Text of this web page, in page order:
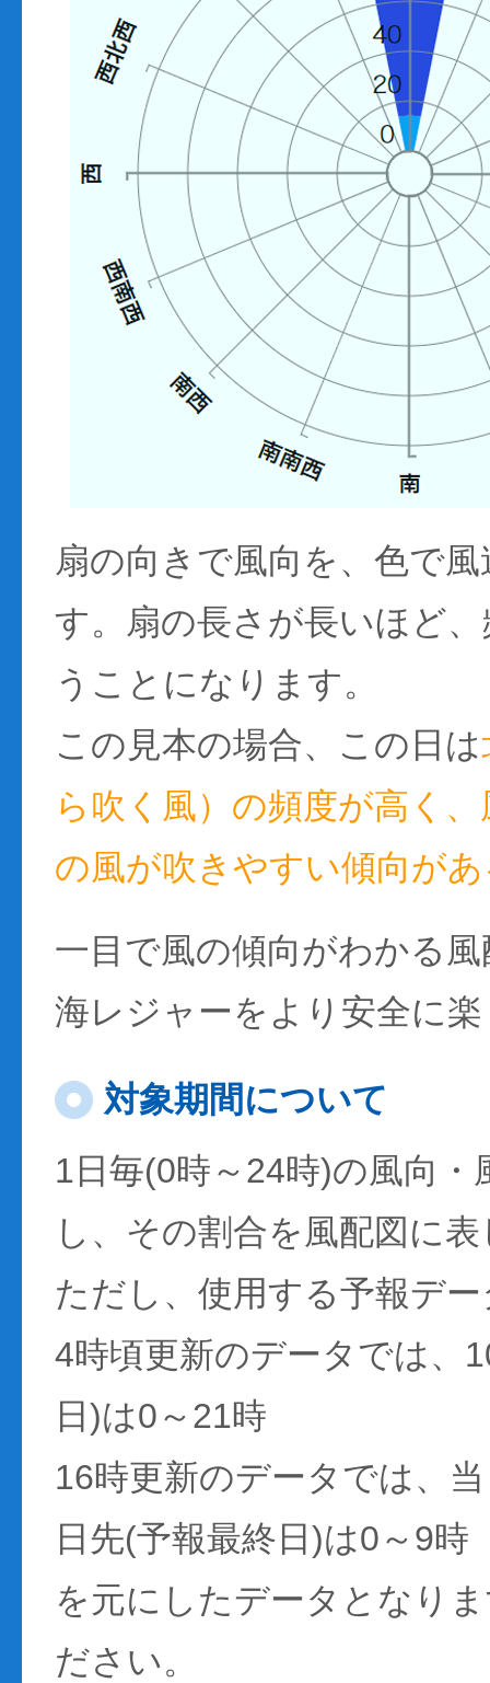
扇の向きで風向を、色で
す。扇の長さが長いほど
うことになります。
この見本の場合、この日は
ら吹く風）の頻度が高く
の風が吹きやすい傾向が
一目で風の傾向がわかる
海レジャーをより安全に
対象期間について
1日毎(0時～24時)の風向・
し、その割合を風配図に
ただし、使用する予報デ
4時頃更新のデータでは、
日)は0～21時
16時更新のデータでは、
日先(予報最終日)は0～9時
を元にしたデータとなり
ださい。